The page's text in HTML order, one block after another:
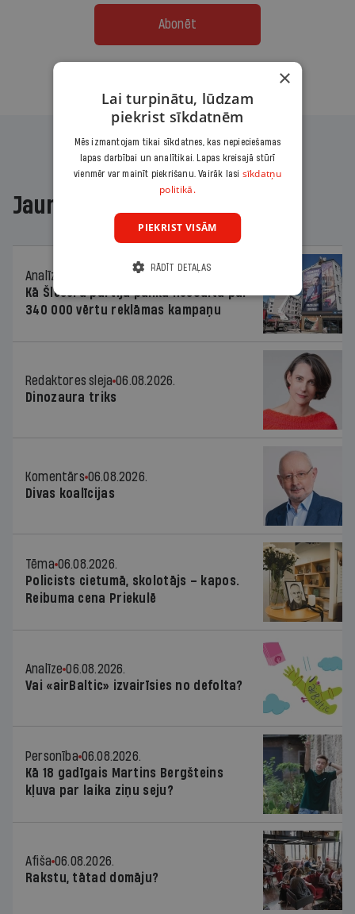
Abonēt
Jaunākajā žurnālā
Analīze
Kā Šlesera partija palika nesodīta par
340 000 vērtu reklāmas kampaņu
Redaktores sleja 06.08.2026.
Dinozaura triks
Komentārs 06.08.2026.
Divas koalīcijas
Tēma 06.08.2026.
Policists cietumā, skolotājs – kapos.
Reibuma cena Priekulē
Analīze 06.08.2026.
Vai «airBaltic» izvairīsies no defolta?
Personība 06.08.2026.
Kā 18 gadīgais Martins Bergšteins
kļuva par laika ziņu seju?
Afiša 06.08.2026.
Rakstu, tātad domāju?
×
Lai turpinātu, lūdzam
piekrist sīkdatnēm
Mēs izmantojam tikai sīkdatnes, kas nepieciešamas
lapas darbībai un analītikai. Lapas kreisajā stūrī
vienmēr var mainīt piekrišanu. Vairāk lasi sīkdatņu
politikā.
PIEKRIST VISĀM
RĀDĪT DETAĻAS